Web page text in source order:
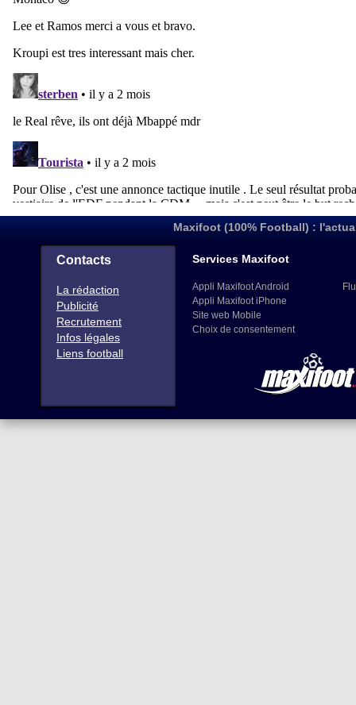
Maxifoot (100% Football) :
Contacts
La rédaction
Publicité
Recrutement
Infos légales
Liens football
Services Maxifoot
Appli Maxifoot Android
Appli Maxifoot iPhone
Site web Mobile
Choix de consentement